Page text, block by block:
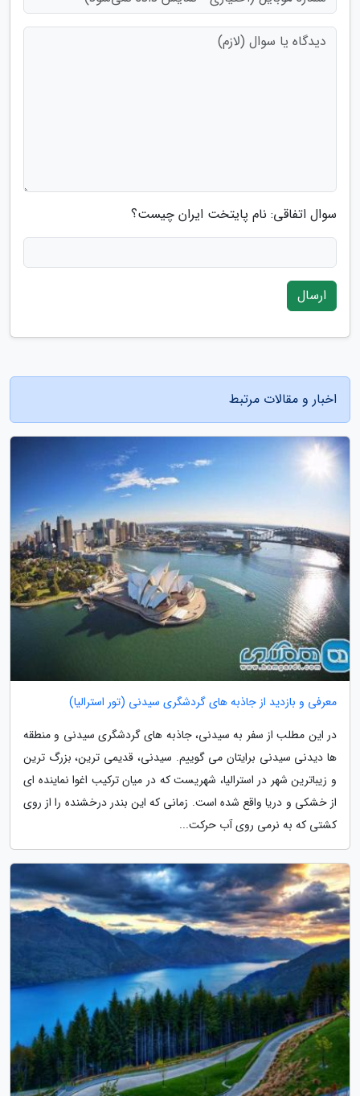
سوال اتفاقی: نام پایتخت ایران چیست؟
ارسال
اخبار و مقالات مرتبط
معرفی و بازدید از جاذبه های گردشگری سیدنی (تور استرالیا)
در این مطلب از سفر به سیدنی، جاذبه های گردشگری سیدنی و منطقه
ها دیدنی سیدنی برایتان می گوییم. سیدنی، قدیمی ترین، بزرگ ترین
و زیباترین شهر در استرالیا، شهریست که در میان ترکیب اغوا نماینده ای
از خشکی و دریا واقع شده است. زمانی که این بندر درخشنده را از روی
کشتی که به نرمی روی آب حرکت...